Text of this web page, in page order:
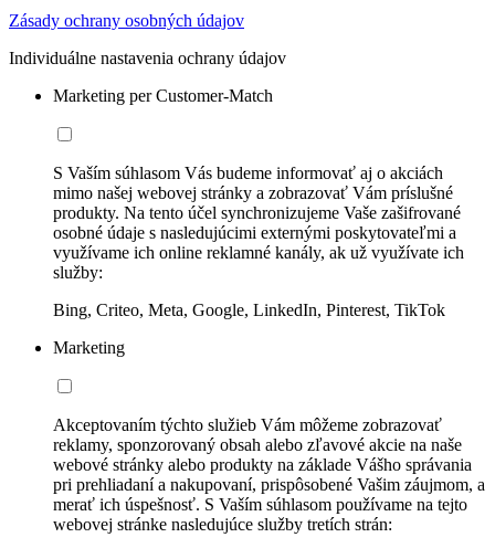
Zásady ochrany osobných údajov
Individuálne nastavenia ochrany údajov
Marketing per Customer-Match
S Vaším súhlasom Vás budeme informovať aj o akciách
mimo našej webovej stránky a zobrazovať Vám príslušné
produkty. Na tento účel synchronizujeme Vaše zašifrované
osobné údaje s nasledujúcimi externými poskytovateľmi a
využívame ich online reklamné kanály, ak už využívate ich
služby:
Bing, Criteo, Meta, Google, LinkedIn, Pinterest, TikTok
Marketing
Akceptovaním týchto služieb Vám môžeme zobrazovať
reklamy, sponzorovaný obsah alebo zľavové akcie na naše
webové stránky alebo produkty na základe Vášho správania
pri prehliadaní a nakupovaní, prispôsobené Vašim záujmom, a
merať ich úspešnosť. S Vaším súhlasom používame na tejto
webovej stránke nasledujúce služby tretích strán: